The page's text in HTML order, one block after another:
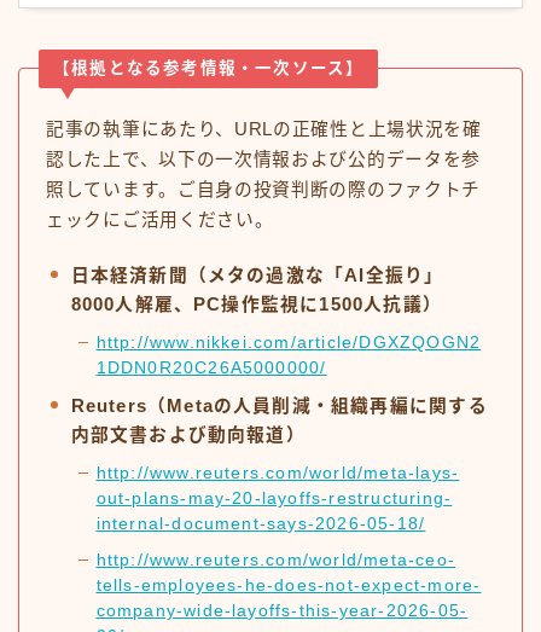
【根拠となる参考情報・一次ソース】
記事の執筆にあたり、URLの正確性と上場状況を確
認した上で、以下の一次情報および公的データを参
照しています。ご自身の投資判断の際のファクトチ
ェックにご活用ください。
日本経済新聞（メタの過激な「AI全振り」
8000人解雇、PC操作監視に1500人抗議）
http://www.nikkei.com/article/DGXZQOGN2
1DDN0R20C26A5000000/
Reuters（Metaの人員削減・組織再編に関する
内部文書および動向報道）
http://www.reuters.com/world/meta-lays-
out-plans-may-20-layoffs-restructuring-
internal-document-says-2026-05-18/
http://www.reuters.com/world/meta-ceo-
tells-employees-he-does-not-expect-more-
company-wide-layoffs-this-year-2026-05-